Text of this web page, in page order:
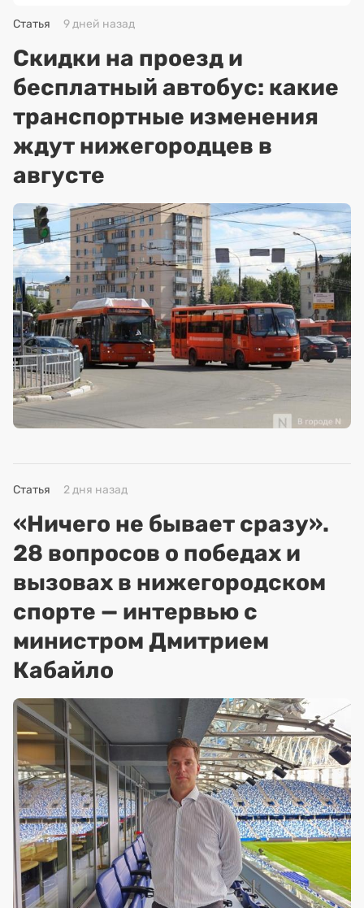
Статья 9 дней назад
Скидки на проезд и
бесплатный автобус: какие
транспортные изменения
ждут нижегородцев в
августе
Статья 2 дня назад
«Ничего не бывает сразу».
28 вопросов о победах и
вызовах в нижегородском
спорте — интервью с
министром Дмитрием
Кабайло